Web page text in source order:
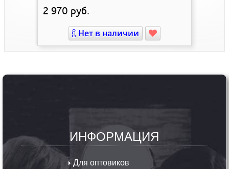
2 970 руб.
Нет в наличии
ИНФОРМАЦИЯ
Для оптовиков